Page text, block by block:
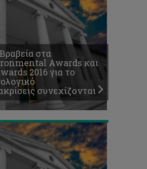
στα
Awards και
2016 για το
συνεχίζονται